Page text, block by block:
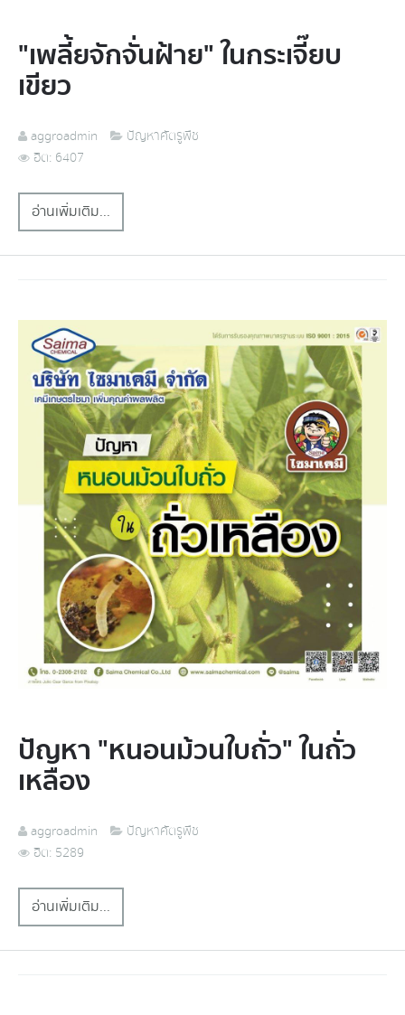
"เพลี้ยจักจั่นฝ้าย" ในกระเจี๊ยบ
เขียว
aggroadmin
ปัญหาศัตรูพืช
ฮิต: 6407
อ่านเพิ่มเติม...
ปัญหา "หนอนม้วนใบถั่ว" ในถั่ว
เหลือง
aggroadmin
ปัญหาศัตรูพืช
ฮิต: 5289
อ่านเพิ่มเติม...